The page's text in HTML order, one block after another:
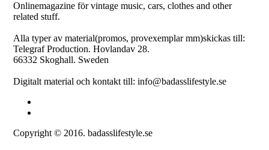
Onlinemagazine för vintage music, cars, clothes and other
related stuff.
Alla typer av material(promos, provexemplar mm)skickas till:
Telegraf Production. Hovlandav 28.
66332 Skoghall. Sweden
Digitalt material och kontakt till: info@badasslifestyle.se
Copyright © 2016. badasslifestyle.se